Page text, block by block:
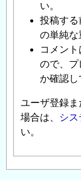
い。
投稿する
の単純な
コメン
ので、プ
か確認し
ユーザ登録
場合は、
シ
い。